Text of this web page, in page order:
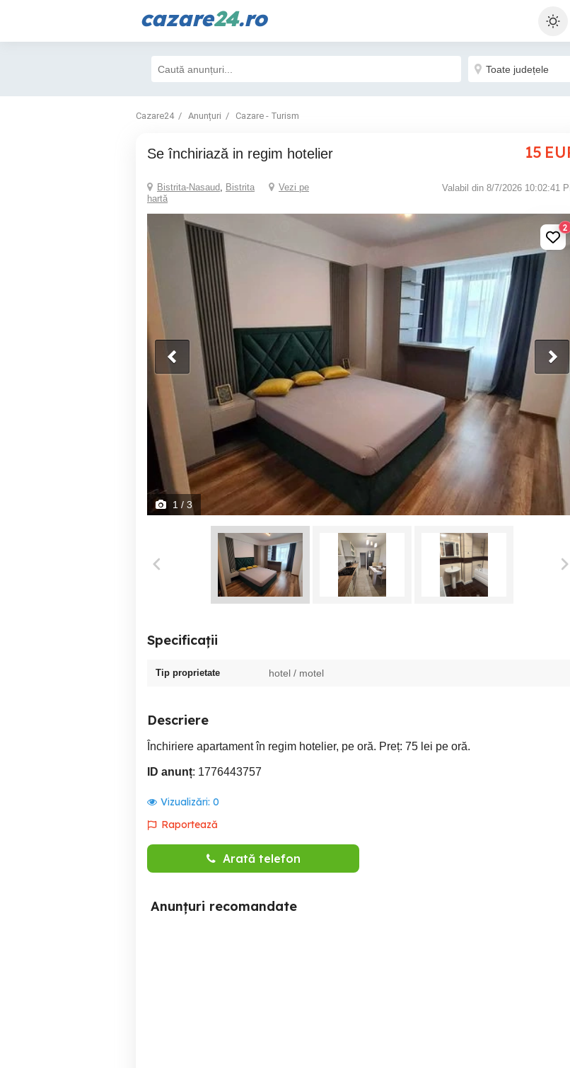
cazare24.ro
Cazare24 Anunțuri Cazare - Turism
Se închiriază in regim hotelier 15
Bistrita-Nasaud, Bistrita
Vezi pe
hartă
Valabil din 8/7/2026 10:02:41
2
1 / 3
Specificații
Tip proprietate hotel / motel
Descriere
Închiriere apartament în regim hotelier, pe oră. Preț: 75 lei pe oră.
ID anunț: 1776443757
Vizualizări: 0
Raportează
Arată telefon
Anunțuri recomandate